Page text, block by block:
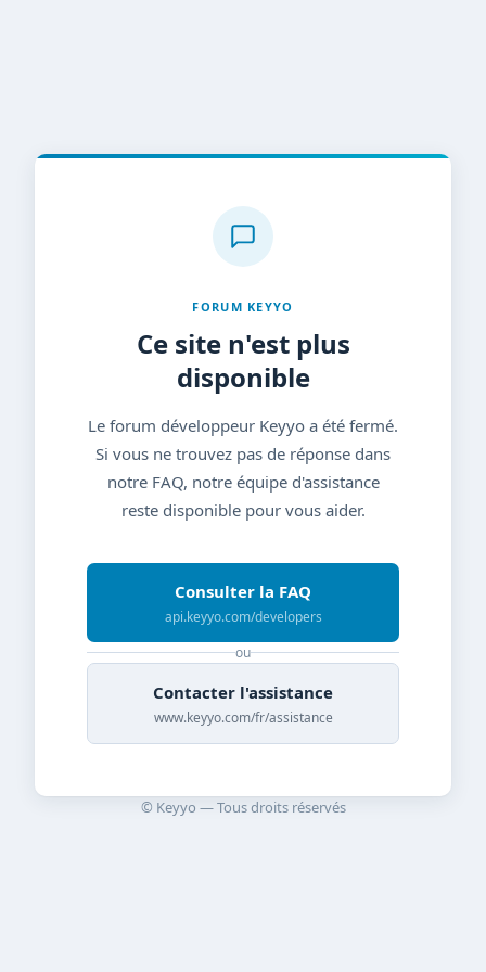
FORUM KEYYO
Ce site n'est plus
disponible
Le forum développeur Keyyo a été fermé.
Si vous ne trouvez pas de réponse dans
notre FAQ, notre équipe d'assistance
reste disponible pour vous aider.
Consulter la FAQ
api.keyyo.com/developers
ou
Contacter l'assistance
www.keyyo.com/fr/assistance
© Keyyo — Tous droits réservés